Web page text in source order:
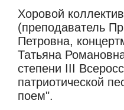
Хоровой
(преподаватель
Петровна,
Татьяна
степени III
патриотической
поем".